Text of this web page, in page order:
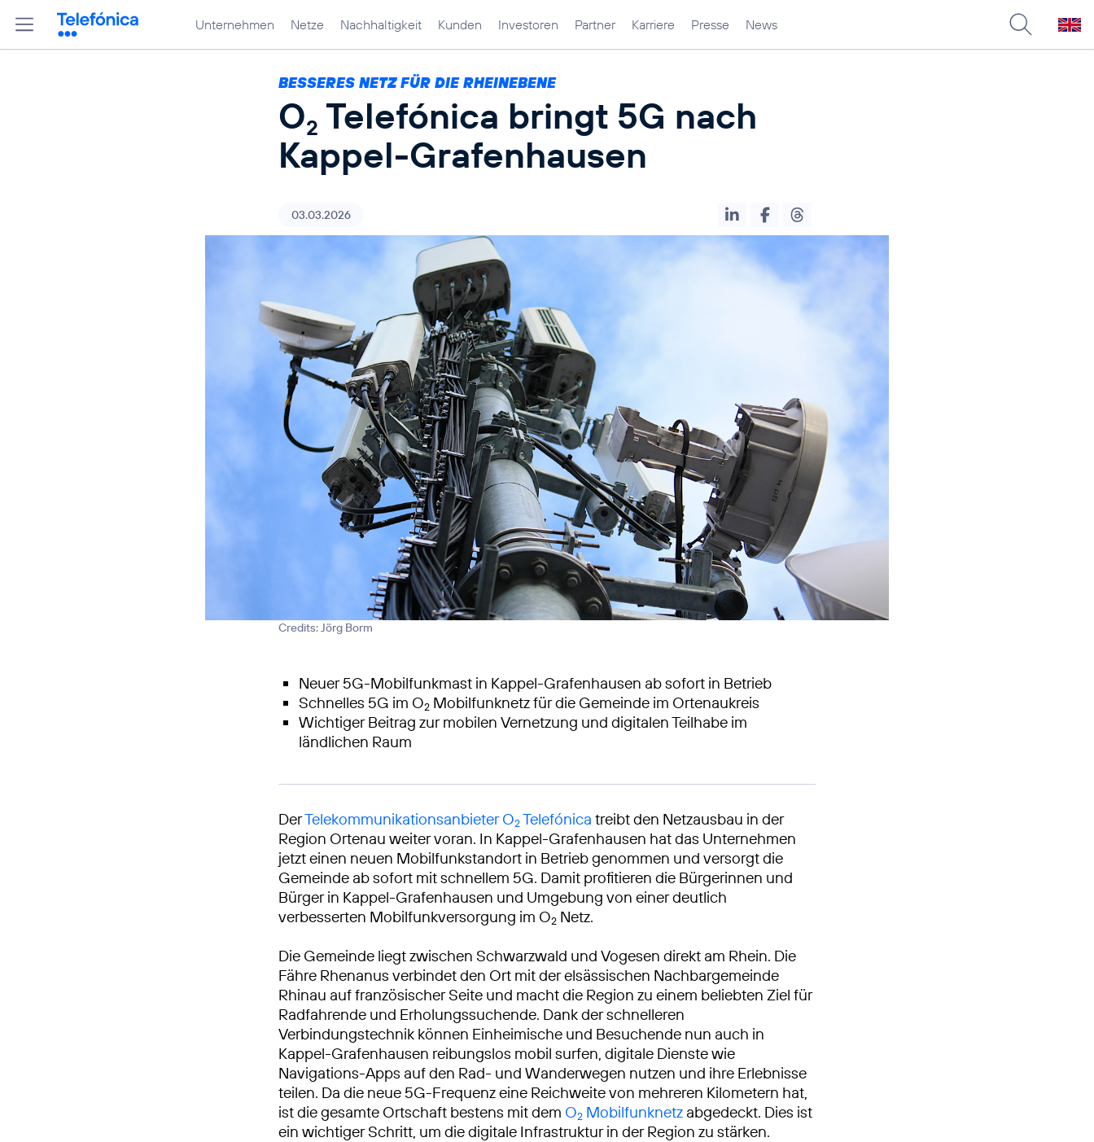
Unternehmen Netze Nachhaltigkeit Kunden Investoren Partner Karriere Presse News
BESSERES NETZ FÜR DIE RHEINEBENE
O2 Telefónica bringt 5G nach
Kappel-Grafenhausen
03.03.2026
Credits: Jörg Borm
Neuer 5G-Mobilfunkmast in Kappel-Grafenhausen ab sofort in Betrieb
Schnelles 5G im O2 Mobilfunknetz für die Gemeinde im Ortenaukreis
Wichtiger Beitrag zur mobilen Vernetzung und digitalen Teilhabe im
ländlichen Raum
DerTelekommunikationsanbieter O2Telefónica treibt den Netzausbau in der
Region Ortenau weiter voran. In Kappel-Grafenhausen hat das Unternehmen
jetzt einen neuen Mobilfunkstandort in Betrieb genommen und versorgt die
Gemeinde ab sofort mit schnellem 5G. Damit profitieren die Bürgerinnen und
Bürger in Kappel-Grafenhausen und Umgebung von einer deutlich
verbesserten Mobilfunkversorgung im O2 Netz.
Die Gemeinde liegt zwischen Schwarzwald und Vogesen direkt am Rhein. Die
Fähre Rhenanus verbindet den Ort mit der elsässischen Nachbargemeinde
Rhinau auf französischer Seite und macht die Region zu einem beliebten Ziel für
Radfahrende und Erholungssuchende. Dank der schnelleren
Verbindungstechnik können Einheimische und Besuchende nun auch in
Kappel-Grafenhausen reibungslos mobil surfen, digitale Dienste wie
Navigations-Apps auf den Rad- und Wanderwegen nutzen und ihre Erlebnisse
teilen. Da die neue 5G-Frequenz eine Reichweite von mehreren Kilometern hat,
ist die gesamte Ortschaft bestens mit dem O2 Mobilfunknetz abgedeckt. Dies ist
ein wichtiger Schritt, um die digitale Infrastruktur in der Region zu stärken.